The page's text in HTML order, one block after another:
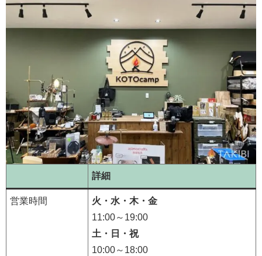
詳細
営業時間
火・水・木・金
11:00～19:00
土・日・祝
10:00～18:00